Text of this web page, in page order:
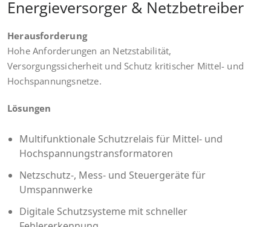
Energieversorger & Netzbetreiber
Herausforderung
Hohe Anforderungen an Netzstabilität,
Versorgungssicherheit und Schutz kritischer Mittel- und
Hochspannungsnetze.
Lösungen
Multifunktionale Schutzrelais für Mittel- und
Hochspannungstransformatoren
Netzschutz-, Mess- und Steuergeräte für
Umspannwerke
Digitale Schutzsysteme mit schneller